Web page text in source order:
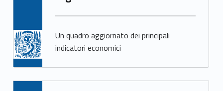
Un quadro aggiornato dei principali
indicatori economici